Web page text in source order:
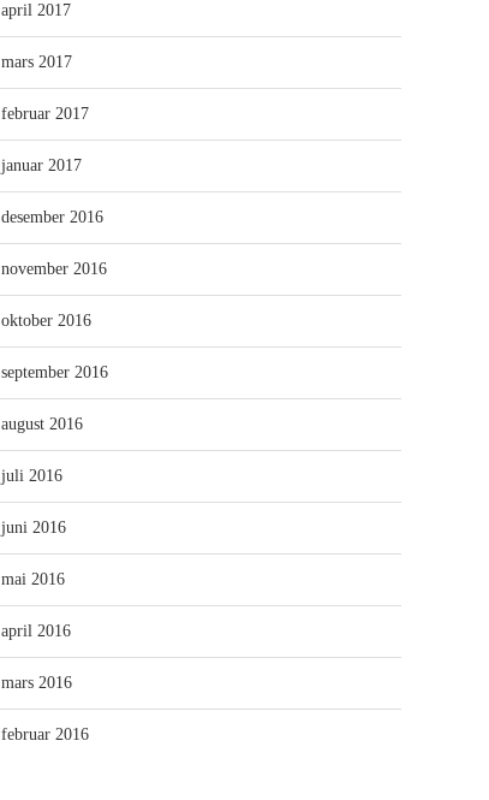
april 2017
mars 2017
februar 2017
januar 2017
desember 2016
november 2016
oktober 2016
september 2016
august 2016
juli 2016
juni 2016
mai 2016
april 2016
mars 2016
februar 2016